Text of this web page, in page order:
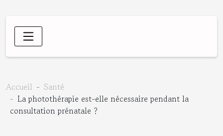
Accueil
Santé
La photothérapie est-elle nécessaire pendant la
consultation prénatale ?